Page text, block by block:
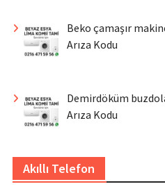
Beko çamaşır
Arıza Kodu
Demirdöküm
Arıza Kodu
Akıllı Telefon